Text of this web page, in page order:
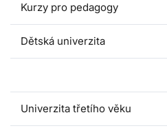
Kurzy pro pedagogy
Dětská univerzita
Univerzita třetího věku